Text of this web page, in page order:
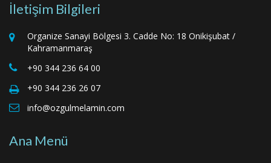
İletişim Bilgileri
Organize Sanayi Bölgesi 3. Cadde No: 18 Onikişubat /
Kahramanmaraş
+90 344 236 64 00
+90 344 236 26 07
info@ozgulmelamin.com
Ana Menü